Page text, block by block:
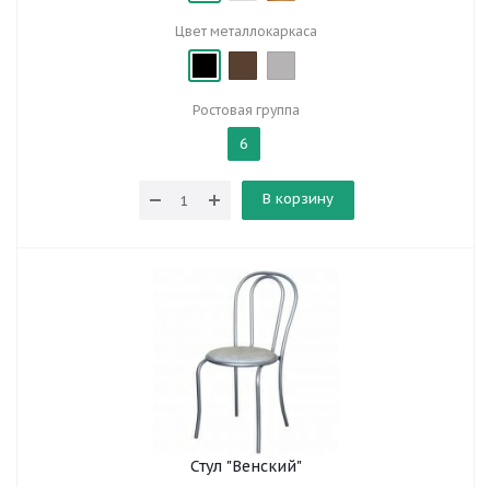
Цвет металлокаркаса
Ростовая группа
6
В корзину
Стул "Венский"